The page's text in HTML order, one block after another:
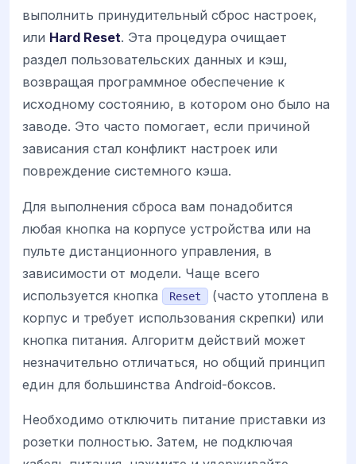
выполнить принудительный сброс настроек,
или Hard Reset. Эта процедура очищает
раздел пользовательских данных и кэш,
возвращая программное обеспечение к
исходному состоянию, в котором оно было на
заводе. Это часто помогает, если причиной
зависания стал конфликт настроек или
повреждение системного кэша.
Для выполнения сброса вам понадобится
любая кнопка на корпусе устройства или на
пульте дистанционного управления, в
зависимости от модели. Чаще всего
используется кнопка
Reset
(часто утоплена в
корпус и требует использования скрепки) или
кнопка питания. Алгоритм действий может
незначительно отличаться, но общий принцип
един для большинства Android-боксов.
Необходимо отключить питание приставки из
розетки полностью. Затем, не подключая